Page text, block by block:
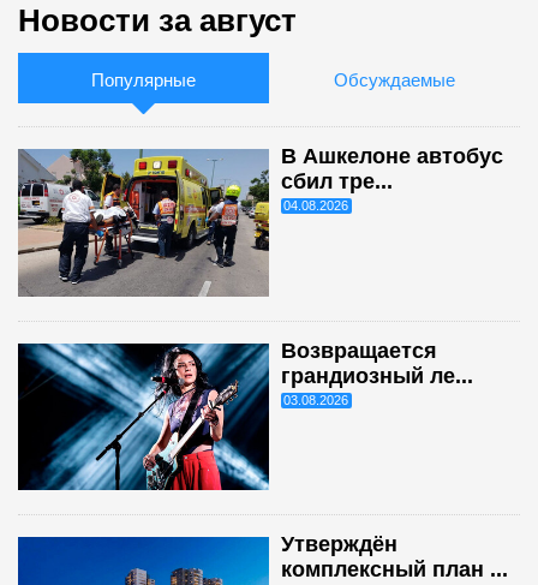
Новости за август
Популярные Обсуждаемые
В Ашкелоне автобус
сбил тре...
04.08.2026
Возвращается
грандиозный ле...
03.08.2026
Утверждён
комплексный план ...